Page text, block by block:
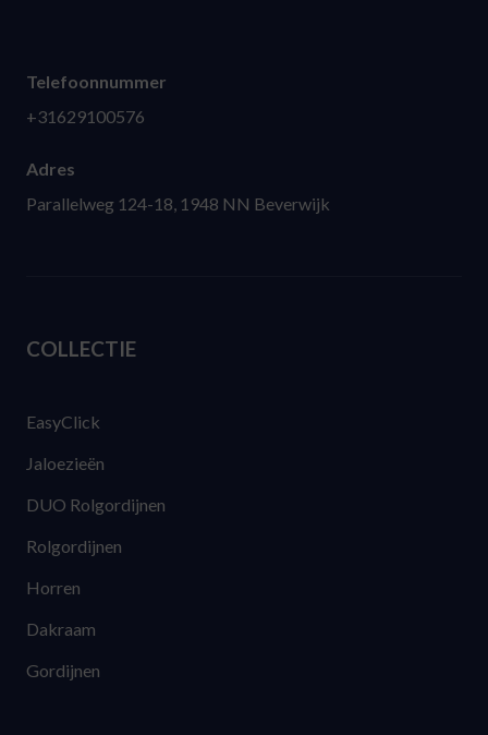
Telefoonnummer
+31629100576
Adres
Parallelweg 124-18, 1948 NN Beverwijk
COLLECTIE
EasyClick
Jaloezieën
DUO Rolgordijnen
Rolgordijnen
Horren
Dakraam
Gordijnen